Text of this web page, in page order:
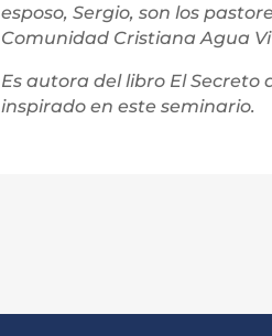
esposo, Sergio, son los
Comunidad Cristiana Agua
Es autora del libro El
inspirado en este seminario.